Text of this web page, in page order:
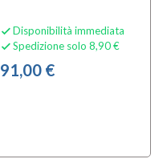
 Disponibilità immediata
 Spedizione solo 8,90 €
91,00 €